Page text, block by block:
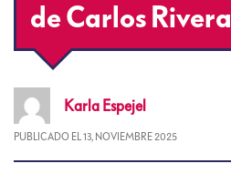
de Carlos Rivera
Karla Espejel
PUBLICADO EL 13, NOVIEMBRE 2025